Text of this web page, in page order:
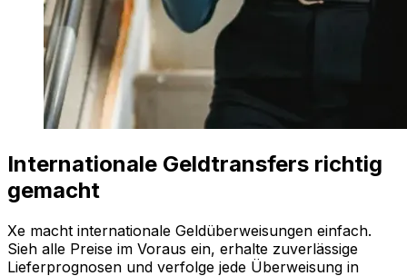
Internationale Geldtransfers richtig
gemacht
Xe macht internationale Geldüberweisungen einfach.
Sieh alle Preise im Voraus ein, erhalte zuverlässige
Lieferprognosen und verfolge jede Überweisung in